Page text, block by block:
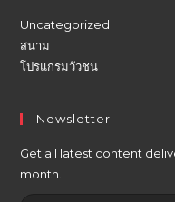
Uncategorized
สนาม
โปรแกรมวัวชน
Newsletter
Get all latest content
month.